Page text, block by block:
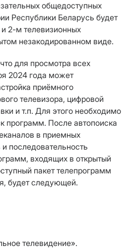
общедоступных
Республики Беларусь будет
2-м телевизионных
незакодированном виде.
для просмотра всех
2024 года может
приёмного
телевизора, цифровой
и т.п. Для этого необходимо
программ. После автопоиска
в приемных
последовательность
входящих в открытый
пакет телепрограмм
будет следующей.
телевидение».